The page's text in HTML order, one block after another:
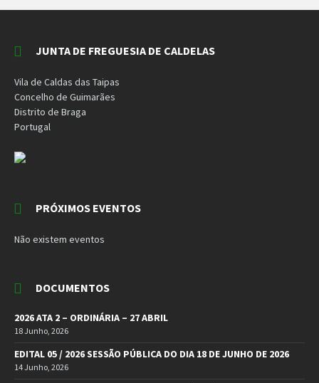
JUNTA DE FREGUESIA DE CALDELAS
Vila de Caldas das Taipas
Concelho de Guimarães
Distrito de Braga
Portugal
PRÓXIMOS EVENTOS
Não existem eventos
DOCUMENTOS
2026 ATA 2 – ORDINÁRIA – 27 ABRIL
18 Junho, 2026
EDITAL 05 / 2026 SESSÃO PÚBLICA DO DIA 18 DE JUNHO DE 2026
14 Junho, 2026